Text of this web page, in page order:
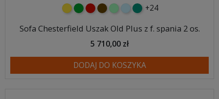
żółtyzielonyczerwony
czekoladowy
miętowybłękitny
turkusowy
+24
Sofa Chesterfield Uszak Old Plus z f. spania 2 os.
5 710,00 zł
DODAJ DO KOSZYKA